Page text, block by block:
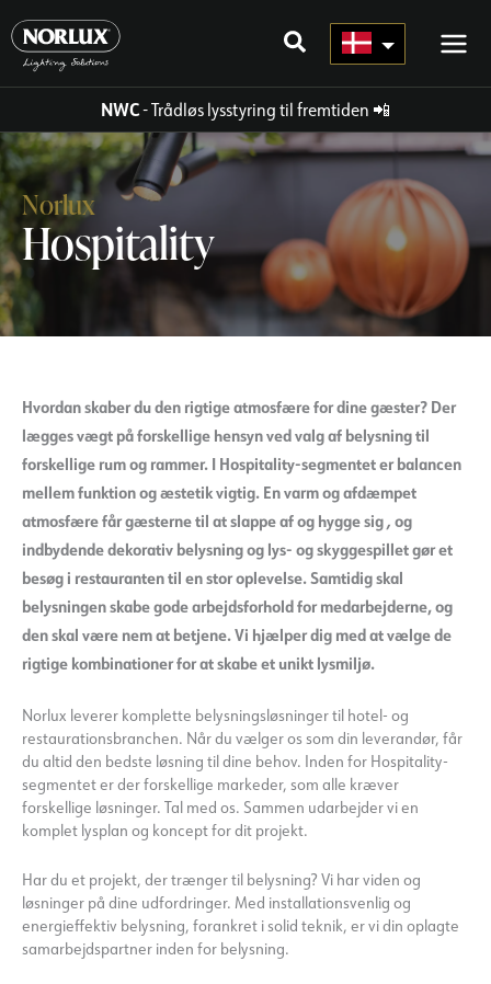
indhold
NWC- Trådløs lysstyring til fremtiden 📲
Norlux
Hospitality
Hvordan skaber du den rigtige atmosfære for dine gæster? Der
lægges vægt på forskellige hensyn ved valg af belysning til
forskellige rum og rammer. I Hospitality-segmentet er balancen
mellem funktion og æstetik vigtig. En varm og afdæmpet
atmosfære får gæsterne til at slappe af og hygge sig, og
indbydende dekorativ belysning og lys- og skyggespillet gør et
besøg i restauranten til en stor oplevelse.Samtidig skal
belysningen skabe gode arbejdsforhold for medarbejderne, og
den skal være nem at betjene. Vi hjælper dig med at vælge de
rigtige kombinationer for at skabe et unikt lysmiljø.
Norlux leverer komplette belysningsløsninger til hotel- og
restaurationsbranchen. Når du vælger os som din leverandør, får
du altid den bedste løsning til dine behov. Inden for Hospitality-
segmentet er der forskellige markeder, som alle kræver
forskellige løsninger. Tal med os. Sammen udarbejder vi en
komplet lysplan og koncept for dit projekt.
Har du et projekt, der trænger til belysning? Vi har viden og
løsninger på dine udfordringer. Med installationsvenlig og
energieffektiv belysning, forankret i solid teknik, er vi din oplagte
samarbejdspartner inden for belysning.